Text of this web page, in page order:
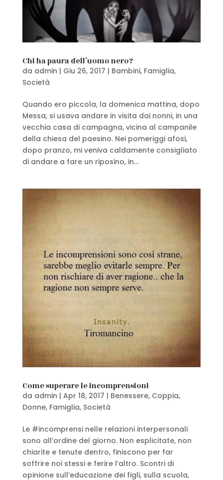
Chi ha paura dell’uomo nero?
da admin | Giu 26, 2017 | Bambini, Famiglia,
Società
Quando ero piccola, la domenica mattina, dopo
Messa, si usava andare in visita dai nonni, in una
vecchia casa di campagna, vicina al campanile
della chiesa del paesino. Nei pomeriggi afosi,
dopo pranzo, mi veniva caldamente consigliato
di andare a fare un riposino, in...
Come superare le incomprensioni
da admin | Apr 18, 2017 | Benessere, Coppia,
Donne, Famiglia, Società
Le #incomprensi nelle relazioni interpersonali
sono all’ordine del giorno. Non esplicitate, non
chiarite e tenute dentro, finiscono per far
soffrire noi stessi e ferire l’altro. Scontri di
opinione sull’educazione dei figli, sulla scuola,